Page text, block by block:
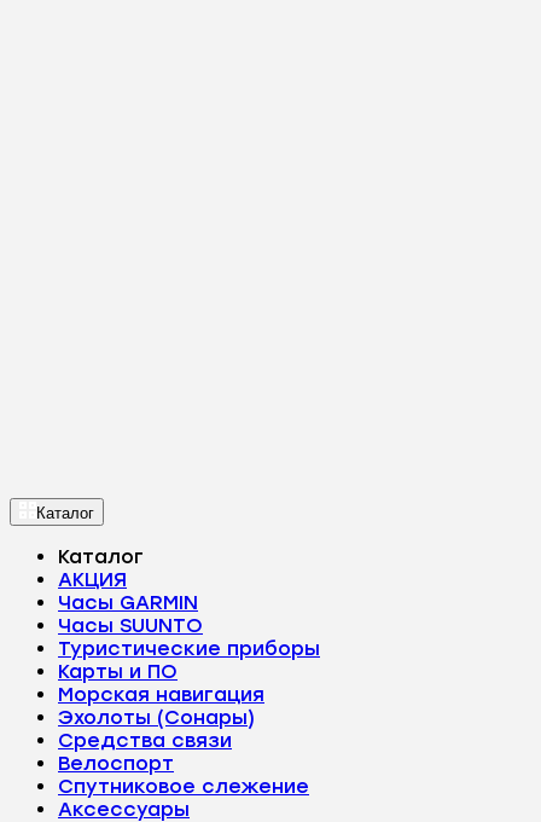
Каталог
Каталог
АКЦИЯ
Часы GARMIN
Часы SUUNTO
Туристические приборы
Карты и ПО
Морская навигация
Эхолоты (Сонары)
Средства связи
Велоспорт
Спутниковое слежение
Аксессуары